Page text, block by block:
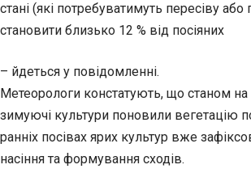
стані (які потребуватимуть пересіву
становити близько 12 % від посіяних
– йдеться у повідомленні.
Метеорологи констатують, що станом
зимуючі культури поновили вегетацію
ранніх посівах ярих культур вже
насіння та формування сходів.